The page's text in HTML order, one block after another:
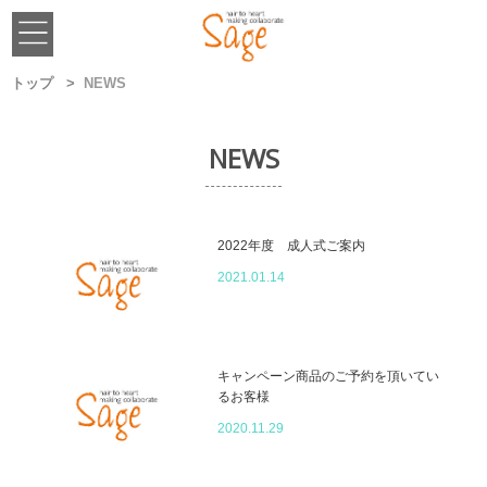
トップ NEWS
NEWS
2022年度 成人式ご案内
2021.01.14
キャンペーン商品のご予約を頂いてい
るお客様
2020.11.29